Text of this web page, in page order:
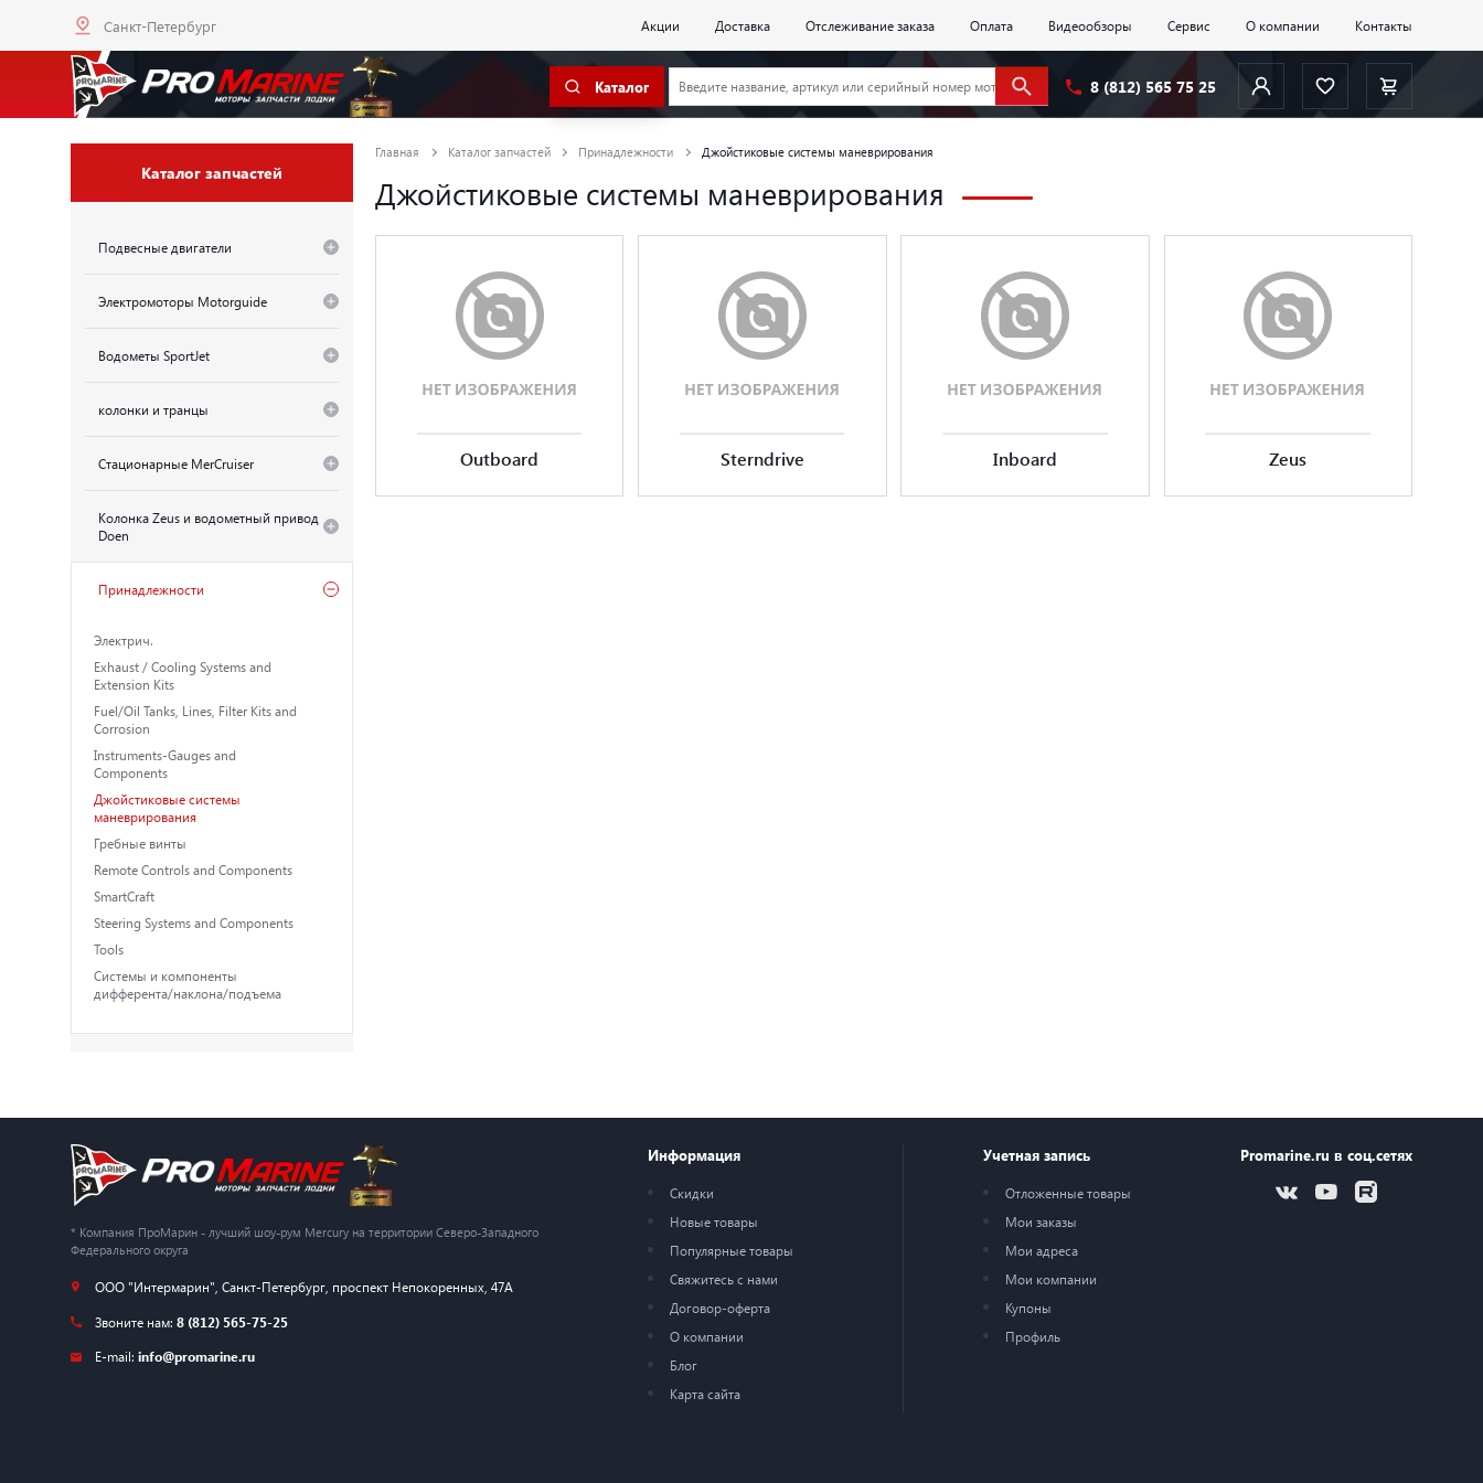
Санкт-Петербург Акции Доставка Отслеживание заказа Оплата Видеообзоры Сервис О компании Контакты
Каталог 8 (812) 565 75 25
Каталог запчастей
Подвесные двигатели
Электромоторы Motorguide
Водометы SportJet
колонки и транцы
Стационарные MerCruiser
Колонка Zeus и водометный привод
Doen
Принадлежности
Электрич.
Exhaust / Cooling Systems and
Extension Kits
Fuel/Oil Tanks, Lines, Filter Kits and
Corrosion
Instruments-Gauges and
Components
Джойстиковые системы
маневрирования
Гребные винты
Remote Controls and Components
SmartCraft
Steering Systems and Components
Tools
Системы и компоненты
дифферента/наклона/подъема
Главная Каталог запчастей Принадлежности Джойстиковые системы маневрирования
Джойстиковые системы маневрирования
Outboard Sterndrive Inboard Zeus
* Компания ПроМарин - лучший шоу-рум Mercury на территории Северо-Западного
Федерального округа
ООО "Интермарин" Санкт-Петербург, проспект Непокоренных, 47А
Звоните нам: 8 (812) 565-75-25
E-mail: info@promarine.ru
Информация
Скидки
Новые товары
Популярные товары
Свяжитесь с нами
Договор-оферта
О компании
Блог
Карта сайта
Учетная запись
Отложенные товары
Мои заказы
Мои адреса
Мои компании
Купоны
Профиль
Promarine.ru в соц.сетях